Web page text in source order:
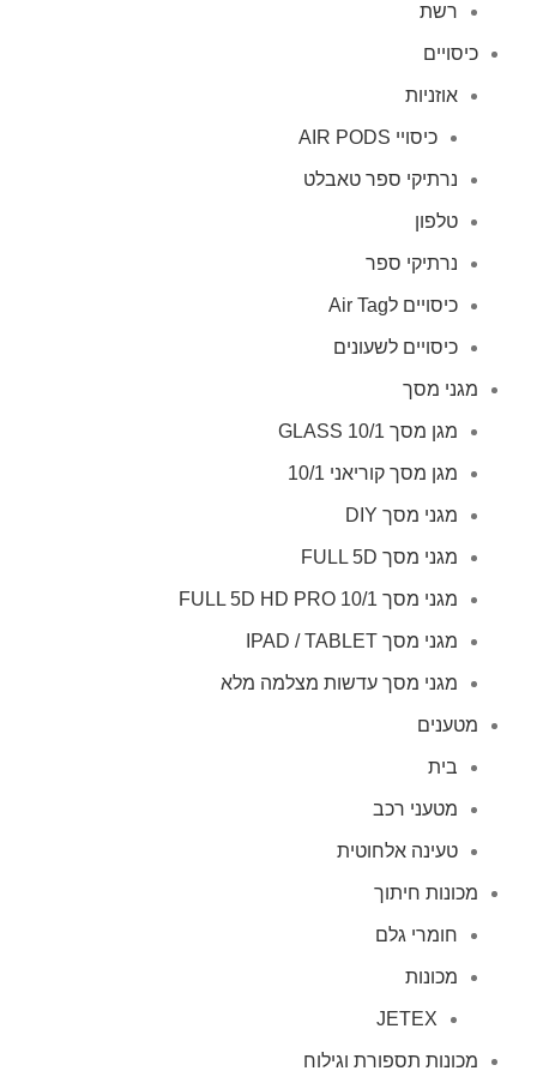
רשת
כיסויים
אוזניות
כיסויי AIR PODS
נרתיקי ספר טאבלט
טלפון
נרתיקי ספר
כיסויים לAir Tag
כיסויים לשעונים
מגני מסך
מגן מסך GLASS 10/1
מגן מסך קוריאני 10/1
מגני מסך DIY
מגני מסך FULL 5D
מגני מסך FULL 5D HD PRO 10/1
מגני מסך IPAD / TABLET
מגני מסך עדשות מצלמה מלא
מטענים
בית
מטעני רכב
טעינה אלחוטית
מכונות חיתוך
חומרי גלם
מכונות
JETEX
מכונות תספורת וגילוח